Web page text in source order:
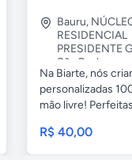
Bauru,
RESIDENCIAL
PRESIDENTE
São Paulo
Na Biarte, nós
personalizadas
mão livre!
R$ 40,00